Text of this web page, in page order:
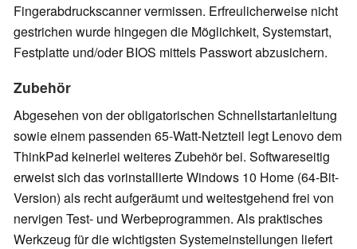
Fingerabdruckscanner vermissen. Erfreulicherweise nicht
gestrichen wurde hingegen die Möglichkeit, Systemstart,
Festplatte und/oder BIOS mittels Passwort abzusichern.
Zubehör
Abgesehen von der obligatorischen Schnellstartanleitung
sowie einem passenden 65-Watt-Netzteil legt Lenovo dem
ThinkPad keinerlei weiteres Zubehör bei. Softwareseitig
erweist sich das vorinstallierte Windows 10 Home (64-Bit-
Version) als recht aufgeräumt und weitestgehend frei von
nervigen Test- und Werbeprogrammen. Als praktisches
Werkzeug für die wichtigsten Systemeinstellungen liefert